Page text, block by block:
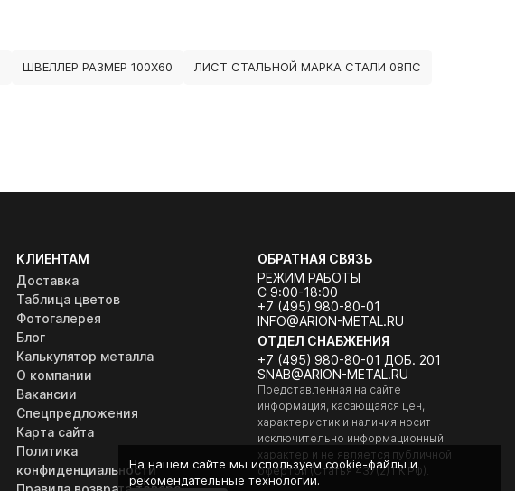
ШВЕЛЛЕР РАЗМЕР 100Х60 ЛИСТ СТАЛЬНОЙ МАРКА СТАЛИ 08ПС
КЛИЕНТАМ
Доставка
Таблица цветов
Фотогалерея
Блог
Калькулятор металла
О компании
Вакансии
Спецпредложения
Карта сайта
Политика
конфиденциальности
ОБРАТНАЯ СВЯЗЬ
РЕЖИМ РАБОТЫ
С 9:00-18:00
+7 (495) 980-80-01
INFO@ARION-METAL.RU
ОТДЕЛ СНАБЖЕНИЯ
+7 (495) 980-80-01 ДОБ. 201
SNAB@ARION-METAL.RU
Представленная на сайте
информация, касающаяся цен,
характеристик и наличия носит
исключительно информационный
характер и не является публичной
офертой (Статья 437(2) ГК РФ).
На нашем сайте мы используем cookie-файлы и
рекомендательные технологии.